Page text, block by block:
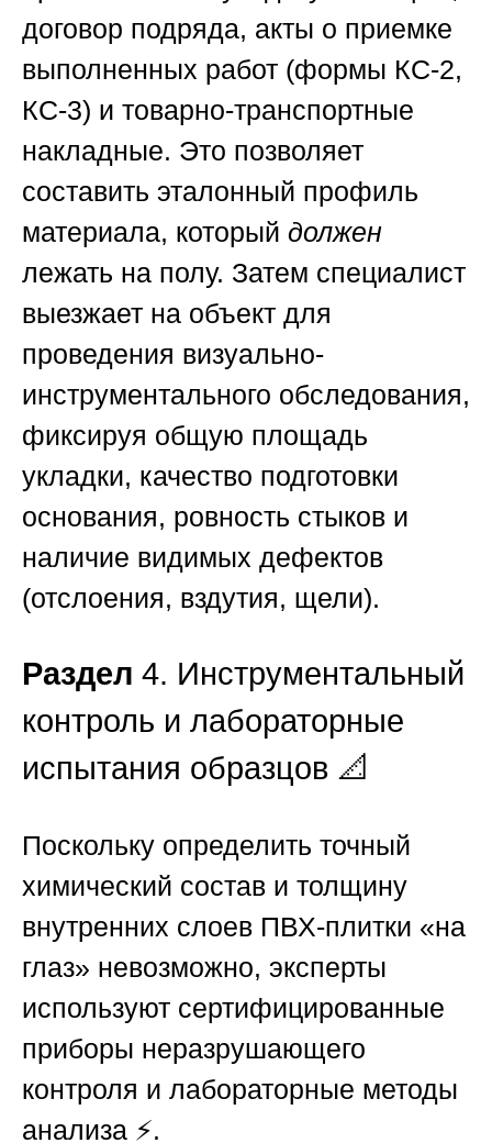
договор подряда, акты о приемке
выполненных работ (формы КС-2,
КС-3) и товарно-транспортные
накладные. Это позволяет
составить эталонный профиль
материала, который должен
лежать на полу. Затем специалист
выезжает на объект для
проведения визуально-
инструментального обследования,
фиксируя общую площадь
укладки, качество подготовки
основания, ровность стыков и
наличие видимых дефектов
(отслоения, вздутия, щели).
Раздел 4. Инструментальный
контроль и лабораторные
испытания образцов 📐
Поскольку определить точный
химический состав и толщину
внутренних слоев ПВХ-плитки «на
глаз» невозможно, эксперты
используют сертифицированные
приборы неразрушающего
контроля и лабораторные методы
анализа ⚡.